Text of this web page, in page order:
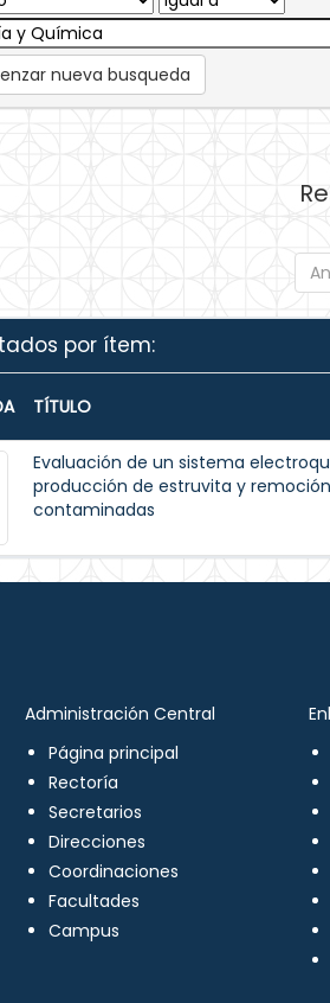
nueva busqueda
por ítem:
TÍTULO
Evaluación de un sistema
producción de estruvita y
contaminadas
Administración Central
Página principal
Rectoría
Secretarios
Direcciones
Coordinaciones
Facultades
Campus